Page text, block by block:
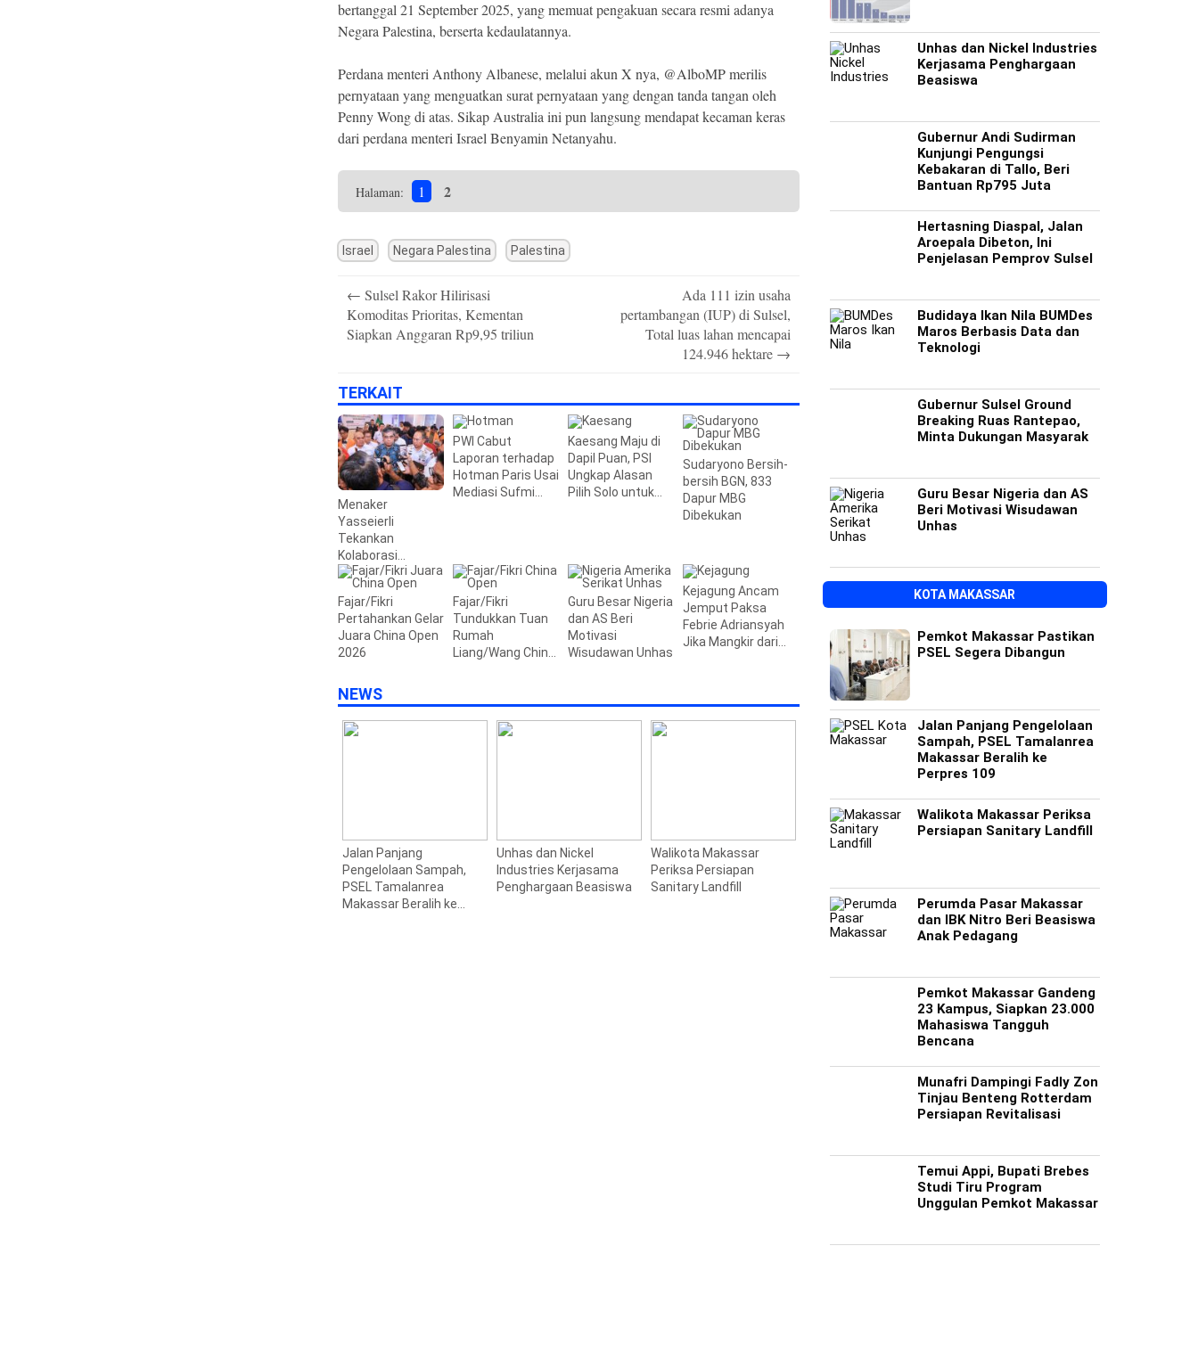
bertanggal 21 September 2025, yang memuat pengakuan secara resmi adanya
Negara Palestina, berserta kedaulatannya.
Perdana menteri Anthony Albanese, melalui akun X nya, @AlboMP merilis
pernyataan yang menguatkan surat pernyataan yang dengan tanda tangan oleh
Penny Wong di atas. Sikap Australia ini pun langsung mendapat kecaman keras
dari perdana menteri Israel Benyamin Netanyahu.
Halaman: 1 2
Israel Negara Palestina Palestina
navigation
← Sulsel Rakor Hilirisasi
Komoditas Prioritas, Kementan
Siapkan Anggaran Rp9,95 triliun
Ada 111 izin usaha
pertambangan (IUP) di Sulsel,
Total luas lahan mencapai
124.946 hektare →
TERKAIT
Menaker
Yasseierli
Tekankan
Kolaborasi
Kampus dan
Industri
PWI Cabut
Laporan terhadap
Hotman Paris Usai
Mediasi Sufmi
Kaesang Maju di
Dapil Puan, PSI
Ungkap Alasan
Pilih Solo untuk
Sudaryono Bersih-
bersih BGN, 833
Dapur MBG
Dibekukan
Fajar/Fikri
Pertahankan Gelar
Juara China Open
2026
Fajar/Fikri
Tundukkan Tuan
Rumah
Liang/Wang China
Guru Besar Nigeria
dan AS Beri
Motivasi
Wisudawan Unhas
Kejagung Ancam
Jemput Paksa
Febrie Adriansyah
Jika Mangkir dari
NEWS
Jalan Panjang
Pengelolaan Sampah,
PSEL Tamalanrea
Makassar Beralih ke
Unhas dan Nickel
Industries Kerjasama
Penghargaan Beasiswa
Walikota Makassar
Periksa Persiapan
Sanitary Landfill
Kebakaran di Tallo, Beri
Bantuan Rp795 Juta
Penjelasan Pemprov
Sulsel
Unhas dan Nickel Industries
Kerjasama Penghargaan
Beasiswa
Gubernur Andi Sudirman
Kunjungi Pengungsi
Kebakaran di Tallo, Beri
Bantuan Rp795 Juta
Hertasning Diaspal, Jalan
Aroepala Dibeton, Ini
Penjelasan Pemprov Sulsel
Budidaya Ikan Nila BUMDes
Maros Berbasis Data dan
Teknologi
Gubernur Sulsel Ground
Breaking Ruas Rantepao,
Minta Dukungan Masyarak
Guru Besar Nigeria dan AS
Beri Motivasi Wisudawan
Unhas
KOTA MAKASSAR
Pemkot Makassar Pastikan
PSEL Segera Dibangun
Jalan Panjang Pengelolaan
Sampah, PSEL Tamalanrea
Makassar Beralih ke
Perpres 109
Walikota Makassar Periksa
Persiapan Sanitary Landfill
Perumda Pasar Makassar
dan IBK Nitro Beri Beasiswa
Anak Pedagang
Pemkot Makassar Gandeng
23 Kampus, Siapkan 23.000
Mahasiswa Tangguh
Bencana
Munafri Dampingi Fadly Zon
Tinjau Benteng Rotterdam
Persiapan Revitalisasi
Temui Appi, Bupati Brebes
Studi Tiru Program
Unggulan Pemkot Makassar